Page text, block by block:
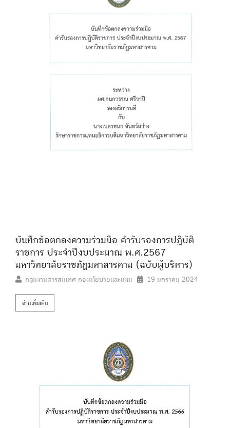
บันทึกข้อตกลงความร่วมมือ คำรับรองการปฏิบัติ
ราชการ ประจำปีงบประมาณ พ.ศ.2567
มหาวิทยาลัยราชภัฏมหาสารคาม (ฉบับผู้บริหาร)
กลุ่มงานสารสนเทศ กองนโยบายและแผน 19 มกราคม 2024
อ่านเพิ่มเติม